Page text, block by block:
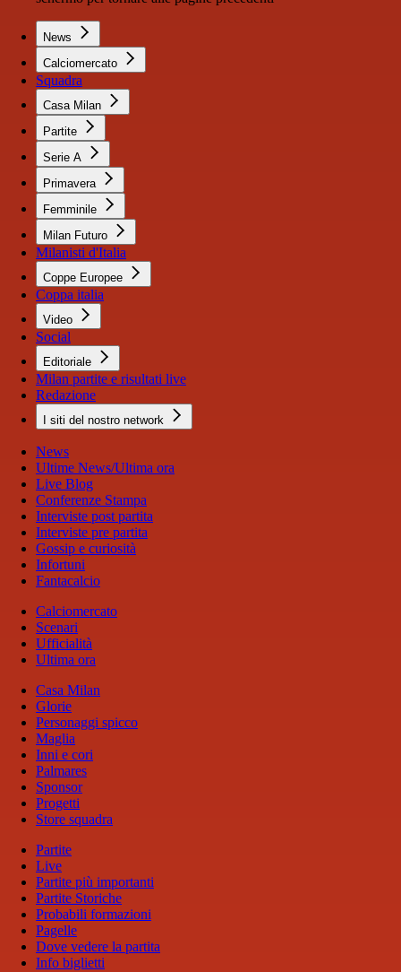
News
Calciomercato
Squadra
Casa Milan
Partite
Serie A
Primavera
Femminile
Milan Futuro
Milanisti d'Italia
Coppe Europee
Coppa italia
Video
Social
Editoriale
Milan partite e risultati live
Redazione
I siti del nostro network
News
Ultime News/Ultima ora
Live Blog
Conferenze Stampa
Interviste post partita
Interviste pre partita
Gossip e curiosità
Infortuni
Fantacalcio
Calciomercato
Scenari
Ufficialità
Ultima ora
Casa Milan
Glorie
Personaggi spicco
Maglia
Inni e cori
Palmares
Sponsor
Progetti
Store squadra
Partite
Live
Partite più importanti
Partite Storiche
Probabili formazioni
Pagelle
Dove vedere la partita
Info biglietti